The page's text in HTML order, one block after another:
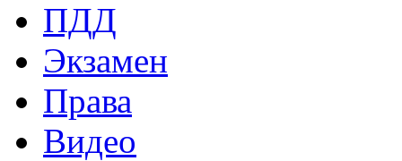
ПДД
Экзамен
Права
Видео